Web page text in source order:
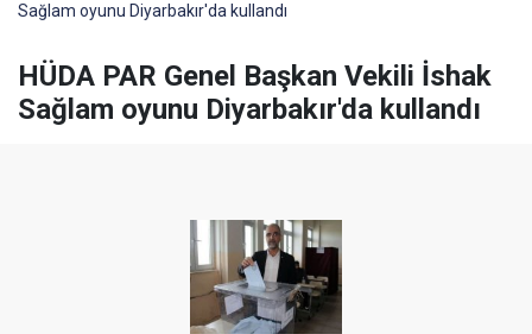
Sağlam oyunu Diyarbakır'da kullandı
HÜDA PAR Genel Başkan Vekili İshak
Sağlam oyunu Diyarbakır'da kullandı